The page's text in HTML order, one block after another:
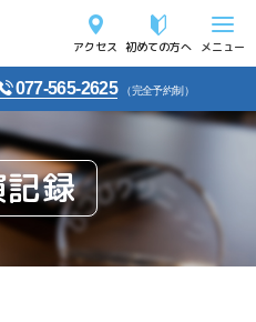
アクセス 初めての方へ メニュー
077-565-2625 （完全予約制）
録